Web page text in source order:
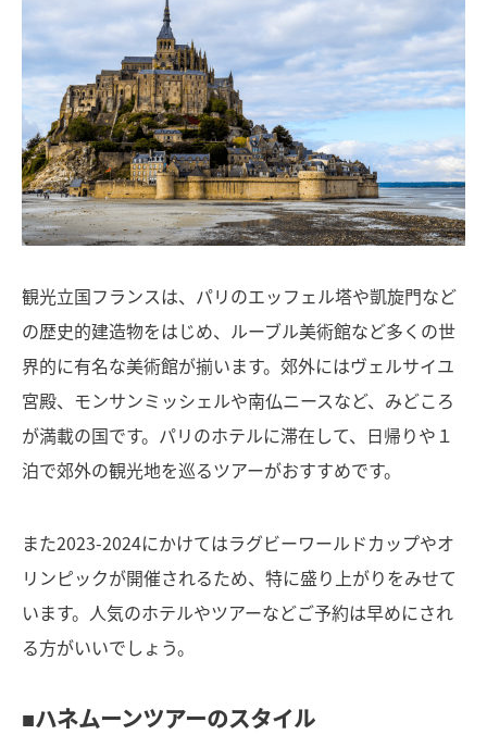
観光立国フランスは、パリのエッフェル塔や凱旋門など
の歴史的建造物をはじめ、ルーブル美術館など多くの世
界的に有名な美術館が揃います。郊外にはヴェルサイユ
宮殿、モンサンミッシェルや南仏ニースなど、みどころ
が満載の国です。パリのホテルに滞在して、日帰りや１
泊で郊外の観光地を巡るツアーがおすすめです。
また2023-2024にかけてはラグビーワールドカップやオ
リンピックが開催されるため、特に盛り上がりをみせて
います。人気のホテルやツアーなどご予約は早めにされ
る方がいいでしょう。
■ハネムーンツアーのスタイル